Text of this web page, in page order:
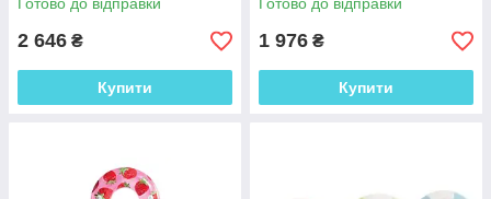
2 646 ₴
Купити
1 976 ₴
Купити